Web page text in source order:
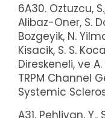
6A30. Oztuzcu,
Alibaz-Oner, S.
Bozgeyik, N.
Kisacik, S. S.
Direskeneli, ve
TRPM Channel
Systemic
A31. Pehlivan, Y.,